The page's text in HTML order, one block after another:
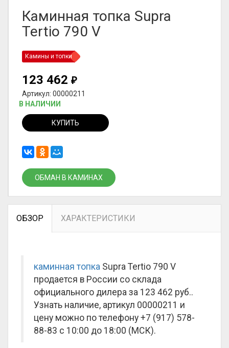
Каминная топка Supra
Tertio 790 V
Камины и топки
123 462 ₽
Артикул: 00000211
В НАЛИЧИИ
КУПИТЬ
ОБМАН В КАМИНАХ
ОБЗОР ХАРАКТЕРИСТИКИ
каминная топка Supra Tertio 790 V
продается в России со склада
официального дилера за 123 462 руб..
Узнать наличие, артикул 00000211 и
цену можно по телефону +7 (917) 578-
88-83 с 10:00 до 18:00 (МСК).